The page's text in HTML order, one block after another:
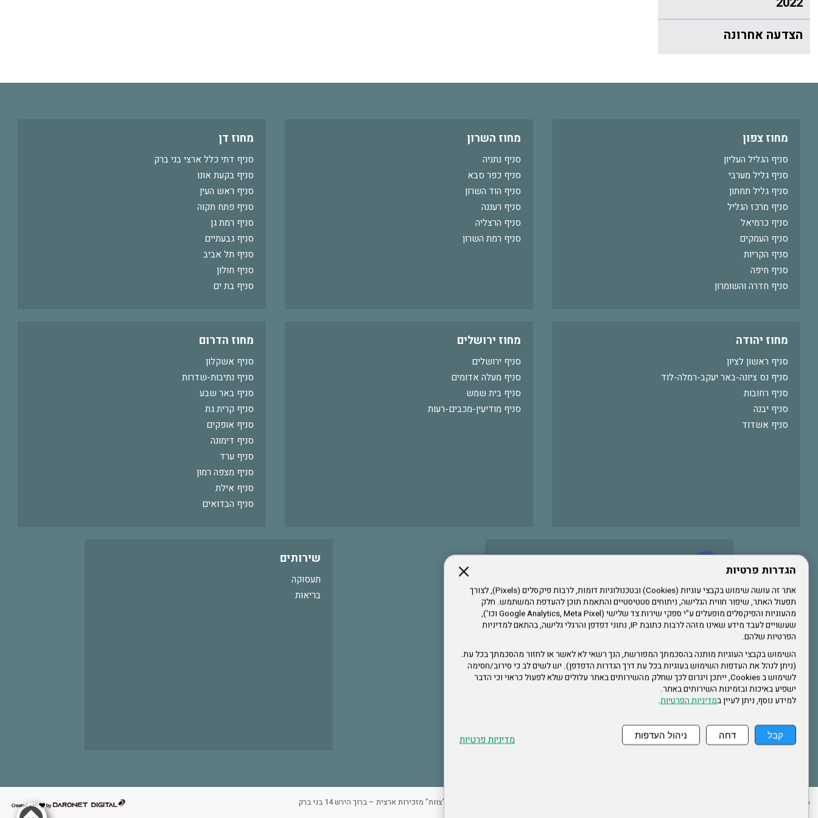
הגדרות פרטיות
אתר זה עושה שימוש בקבצי עוגיות (Cookies) ובטכנולוגיות דומות, לרבות פיקסלים (Pixels), לצורך
תפעול האתר, שיפור חווית הגלישה, ניתוחים סטטיסטיים והתאמת תוכן להעדפת המשתמש. חלק
מהעוגיות והפיקסלים מופעלים ע"י ספקי שירות צד שלישי (Google Analytics, Meta Pixel וכו'),
שעשויים לעבד מידע שאינו מזהה לרבות כתובת IP, נתוני דפדפן והרגלי גלישה, בהתאם למדיניות
הפרטיות שלהם.
השימוש בקבצי העוגיות מותנה בהסכמתך המפורשת, הנך רשאי לא לאשר או לחזור מהסכמתך בכל עת.
(ניתן לנהל את העדפות השימוש בעוגיות בכל עת דרך הגדרות הדפדפן). יש לשים לב כי סירוב/חסימה
לשימוש ב Cookies, ייתכן ויגרום לכך שחלק מהשירותים באתר עלולים שלא לפעול כראוי וכי הדבר
ישפיע באיכות ובזמינות השירותים באתר.
למידע נוסף, ניתן לעיין במדיניות הפרטיות.
קבל דחה ניהול העדפות מדיניות פרטיות
הצדעה אחרונה
מחוז צפון
סניף הגליל העליון
סניף גליל מערבי
סניף גליל תחתון
סניף מרכז הגליל
סניף כרמיאל
סניף העמקים
סניף הקריות
סניף חיפה
סניף חדרה והשומרון
מחוז השרון
סניף נתניה
סניף כפר סבא
סניף הוד השרון
סניף רעננה
סניף הרצליה
סניף רמת השרון
מחוז דן
סניף דתי כלל ארצי בני ברק
סניף בקעת אונו
סניף ראש העין
סניף פתח תקוה
סניף רמת גן
סניף גבעתיים
סניף תל אביב
סניף חולון
סניף בת ים
מחוז יהודה
סניף ראשון לציון
סניף נס ציונה-באר יעקב-רמלה-לוד
סניף רחובות
סניף יבנה
סניף אשדוד
מחוז ירושלים
סניף ירושלים
סניף מעלה אדומים
סניף בית שמש
סניף מודיעין-מכבים-רעות
מחוז הדרום
סניף אשקלון
סניף נתיבות-שדרות
סניף באר שבע
סניף קרית גת
סניף אופקים
סניף דימונה
סניף ערד
סניף מצפה רמון
סניף אילת
סניף הבדואים
הרשמו לערוץ היוטיוב שלנו
אתר צה"ל
שירותים
תעסוקה
בריאות
ההזמנות שלי ארגון "צוות" מזכירות ארצית – ברוך הירש 14 בני ברק